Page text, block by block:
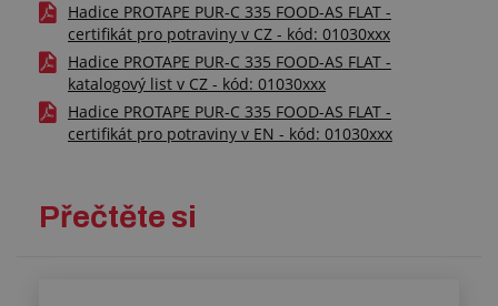
Hadice PROTAPE PUR-C 335 FOOD-AS FLAT -
certifikát pro potraviny v CZ - kód: 01030xxx
Hadice PROTAPE PUR-C 335 FOOD-AS FLAT -
katalogový list v CZ - kód: 01030xxx
Hadice PROTAPE PUR-C 335 FOOD-AS FLAT -
certifikát pro potraviny v EN - kód: 01030xxx
Přečtěte si